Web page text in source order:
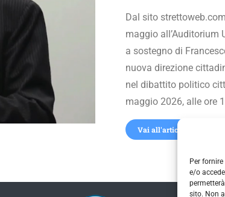
Per
e/o
sito. Non
Dal sito
maggio all’Auditorium
a sostegno di
nuova direzione
nel dibattito politico
maggio 2026, alle ore
Vai all'articolo